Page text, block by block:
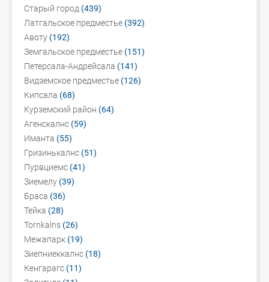
Старый город (439)
Латгальское предместье (392)
Авоту (192)
Земгальское предместье (151)
Петерсала-Андрейсала (141)
Видземское предместье (126)
Кипсала (68)
Курземский район (64)
Агенскалнс (59)
Иманта (55)
Гризинькалнс (51)
Пурвциемс (41)
Зиемелу (39)
Браса (36)
Тейка (28)
Tornkalns (26)
Межапарк (19)
Зиепниеккалнс (18)
Кенгарагс (11)